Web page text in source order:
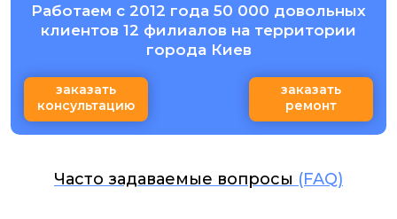
Работаем с 2012 года 50 000 довольных
клиентов 12 филиалов на территории
города Киев
заказать
консультацию
заказать
ремонт
Часто задаваемые вопросы (FAQ)